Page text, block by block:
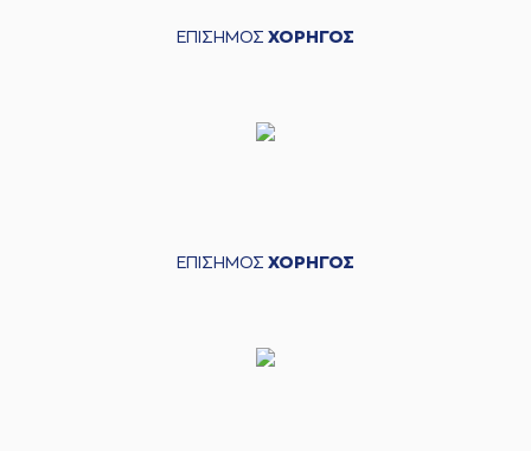
ΕΠΙΣΗΜΟΣ ΧΟΡΗΓΟΣ
ΕΠΙΣΗΜΟΣ ΧΟΡΗΓΟΣ